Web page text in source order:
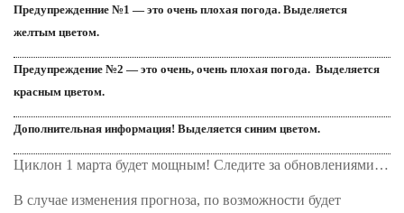
Предупрежденние №1 — это очень плохая погода. Выделяется
желтым цветом.
Предупреждение №2 — это очень, очень плохая погода. Выделяется
красным цветом.
Дополнительная информация! Выделяется синим цветом.
Циклон 1 марта будет мощным! Следите за обновлениями…
В случае изменения прогноза, по возможности будет